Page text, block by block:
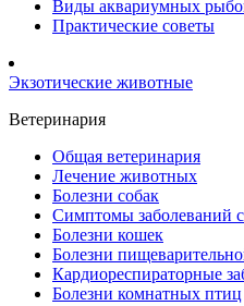
Виды аквариумных
Практические советы
Экзотические животные
Ветеринария
Общая ветеринария
Лечение животных
Болезни собак
Симптомы заболеваний
Болезни кошек
Болезни
Кардиореспираторные
Болезни комнатных птиц